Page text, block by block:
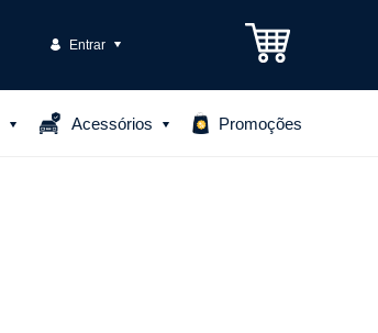
Entrar
Acessórios Promoções